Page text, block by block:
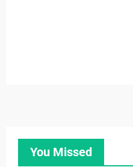
You Missed